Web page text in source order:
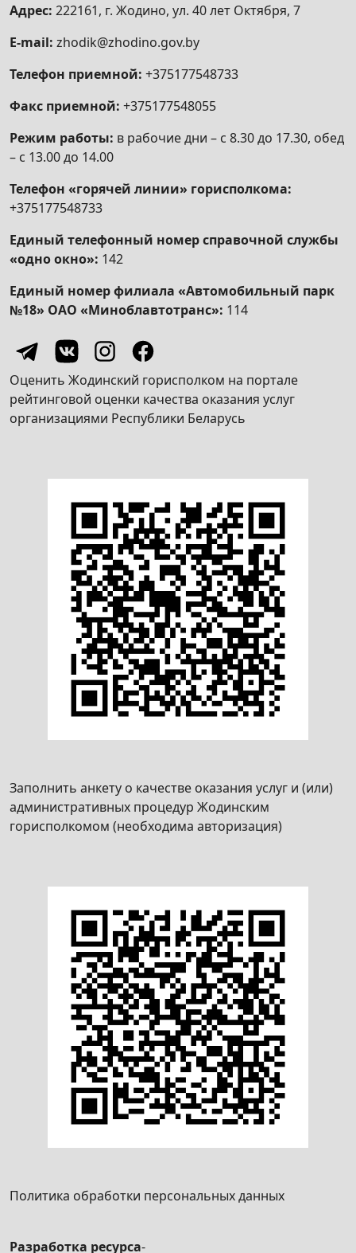
организациях, либо размещенных во вклады
(депозиты) организаций застройщиков,
товариществ собственников в банках и
небанковских кредитно-финансовых
средств на капитальный ремонт жилого
дома, его конструктивных элементов,
инженерных систем
многоквартирного, блокированного или
одноквартирного жилого дома,
его придомовой территории, квартиры
в многоквартирном или блокированном
не соответствующими установленным
для проживания санитарным и техническим
Принятие решения об осуществлении
деятельности по оказанию услуг в сфере
агроэкотуризма
Согласование проведения соревнования по
организации и проведения культурно-
зрелищного мероприятия на территории
Республики Беларусь (кроме организаторов
культурно-зрелищных мероприятий с
участием только белорусских исполнителей,
а также государственных организаций
культуры при условии финансирования
организаций и проведения культурно-
зрелищных мероприятий полностью либо
частично за счет средств бюджета)
Получение удостоверения на право
культурно-зрелищного мероприятия с
участием только белорусских исполнителей,
а также государственной организацией
зрелищного мероприятия полностью либо
Подтверждение государственной
аккредитации на право осуществления
деятельности по развитию физической
культуры и спорта
Государственная аккредитация на право
осуществления деятельности по развитию
физической культуры и спорта
Изменение лицензии на осуществление
образовательной деятельности
Получение решения о предоставлении
участка лесного фонда в аренду для
ресурсов, побочного лесопользования
Адрес: 222161, г. Жодино, ул. 40 лет Октября, 7
E-mail: zhodik@zhodino.gov.by
Телефон приемной: +375177548733
Факс приемной: +375177548055
Режим работы: в рабочие дни – с 8.30 до 17.30, обед
– с 13.00 до 14.00
Телефон «горячей линии» горисполкома:
+375177548733
Единый телефонный номер справочной службы
«одно окно»: 142
Единый номер филиала «Автомобильный парк
№18» ОАО «Миноблавтотранс»: 114
Оценить Жодинский горисполком на портале
рейтинговой оценки качества оказания услуг
организациями Республики Беларусь
Заполнить анкету о качестве оказания услуг и (или)
административных процедур Жодинским
горисполкомом (необходима авторизация)
Политика обработки персональных данных
Разработка ресурса-